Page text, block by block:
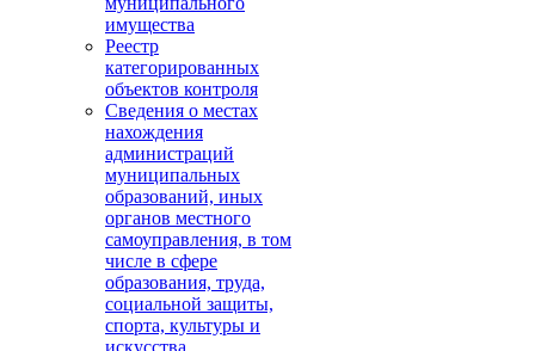
имущества
Реестр
категорированных
объектов контроля
Сведения о местах
нахождения
администраций
муниципальных
образований, иных
органов местного
самоуправления, в том
числе в сфере
образования, труда,
социальной защиты,
спорта, культуры и
искусства